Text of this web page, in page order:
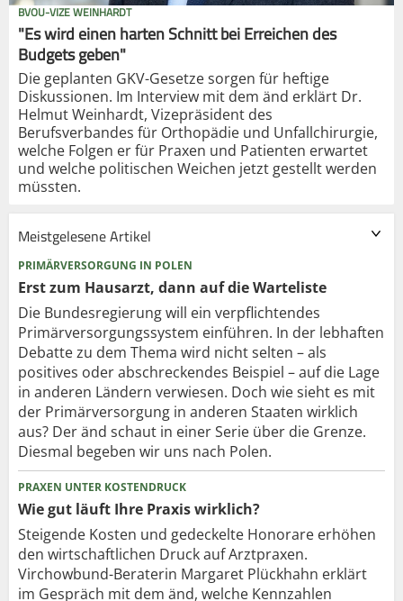
BVOU-VIZE WEINHARDT
"Es wird einen harten Schnitt bei Erreichen des
Budgets geben"
Die geplanten GKV-Gesetze sorgen für heftige
Diskussionen. Im Interview mit dem änd erklärt Dr.
Helmut Weinhardt, Vizepräsident des
Berufsverbandes für Orthopädie und Unfallchirurgie,
welche Folgen er für Praxen und Patienten erwartet
und welche politischen Weichen jetzt gestellt werden
müssten.
Meistgelesene Artikel
PRIMÄRVERSORGUNG IN POLEN
Erst zum Hausarzt, dann auf die Warteliste
Die Bundesregierung will ein verpflichtendes
Primärversorgungssystem einführen. In der lebhaften
Debatte zu dem Thema wird nicht selten – als
positives oder abschreckendes Beispiel – auf die Lage
in anderen Ländern verwiesen. Doch wie sieht es mit
der Primärversorgung in anderen Staaten wirklich
aus? Der änd schaut in einer Serie über die Grenze.
Diesmal begeben wir uns nach Polen.
PRAXEN UNTER KOSTENDRUCK
Wie gut läuft Ihre Praxis wirklich?
Steigende Kosten und gedeckelte Honorare erhöhen
den wirtschaftlichen Druck auf Arztpraxen.
Virchowbund-Beraterin Margaret Plückhahn erklärt
im Gespräch mit dem änd, welche Kennzahlen